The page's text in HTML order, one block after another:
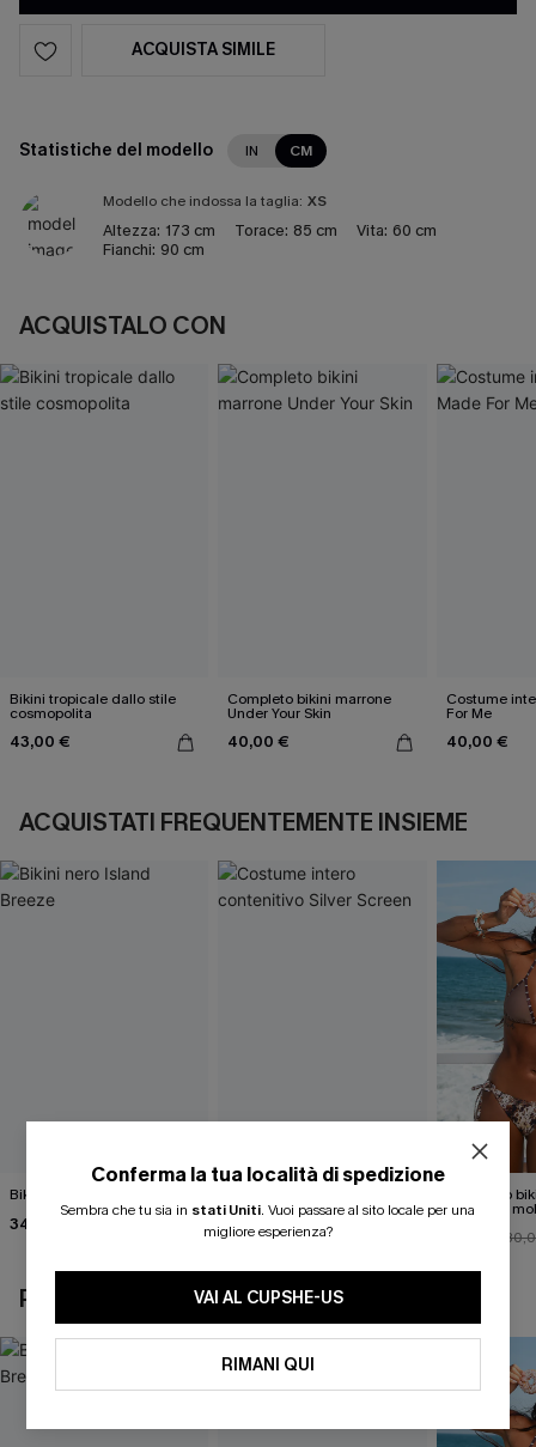
ACQUISTA SIMILE
Statistiche del modello IN CM
Modello che indossa la taglia: XS
Altezza: 173 cm Torace: 85 cm Vita: 60 cm
Fianchi: 90 cm
ACQUISTALO CON
Bikini tropicale dallo stile
cosmopolita
43,00 €
Completo bikini marrone
Under Your Skin
40,00 €
Costume
For Me
40,00 €
ACQUISTATI FREQUENTEMENTE INSIEME
Bikini nero Island Breeze
34,00 €
Silver Screen
40,00 €
Completo
animalier
POTREBBE INTERESSARTI ANCHE
Conferma la tua località di spedizione
Sembra che tu sia in stati Uniti. Vuoi passare al sito locale per una
migliore esperienza?
VAI AL CUPSHE-US
RIMANI QUI